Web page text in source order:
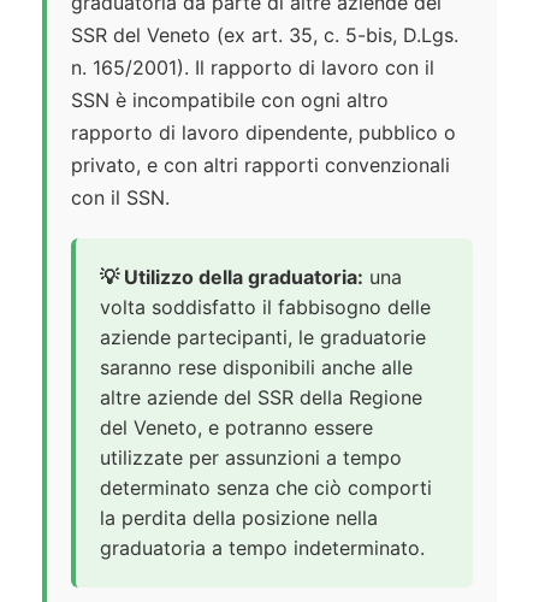
SSR del Veneto (ex art. 35, c. 5-bis, D.Lgs.
n. 165/2001). Il rapporto di lavoro con il
SSN è incompatibile con ogni altro
rapporto di lavoro dipendente, pubblico o
privato, e con altri rapporti convenzionali
con il SSN.
💡 Utilizzo della graduatoria: una
volta soddisfatto il fabbisogno delle
aziende partecipanti, le graduatorie
saranno rese disponibili anche alle
altre aziende del SSR della Regione
del Veneto, e potranno essere
utilizzate per assunzioni a tempo
determinato senza che ciò comporti
la perdita della posizione nella
graduatoria a tempo indeterminato.